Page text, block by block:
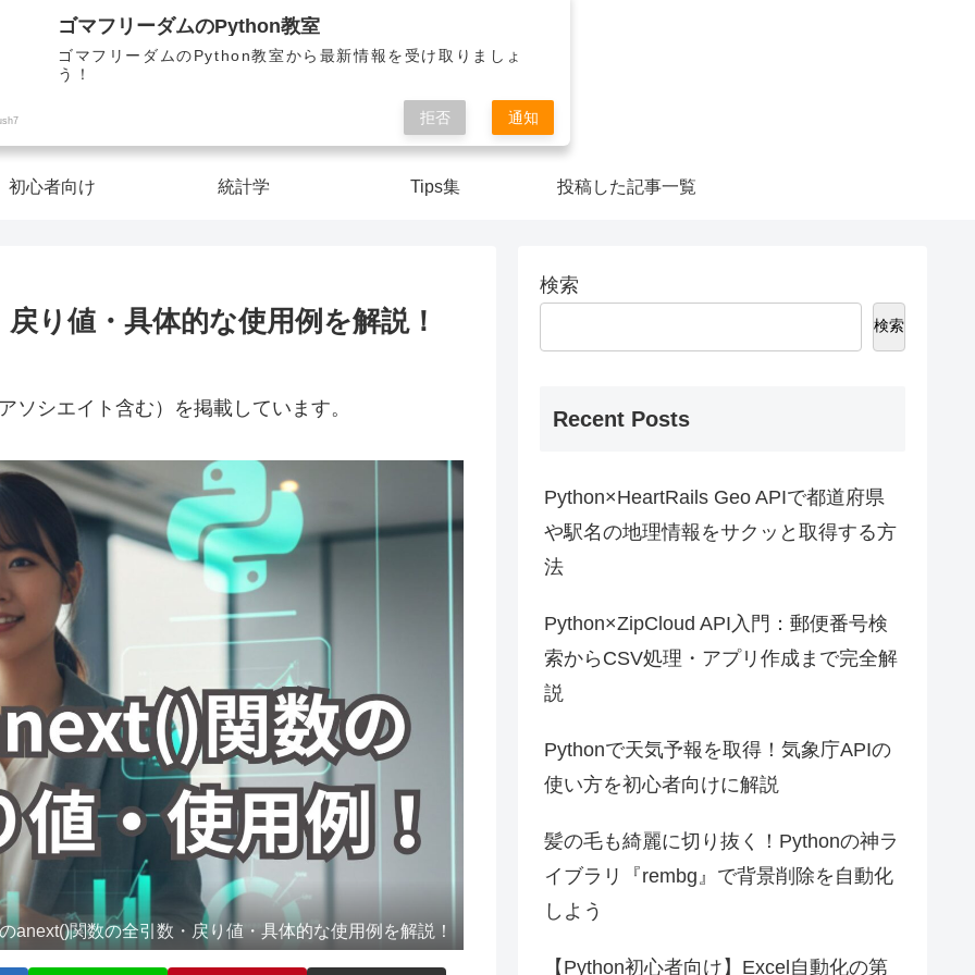
Pythonを楽しく学んで人生を切り開こう！
ゴマフリーダムのPython教室
初心者向け 統計学 Tips集 投稿した記事一覧
り値・具体的な使用例を解説！
シエイト含む）を掲載しています。
anext()関数の全引数・戻り値・具体的な使用例を解説！
検索
検索
Recent Posts
Python×HeartRails Geo APIで都道府県
や駅名の地理情報をサクッと取得する方
法
Python×ZipCloud API入門：郵便番号検
索からCSV処理・アプリ作成まで完全解
説
Pythonで天気予報を取得！気象庁APIの
使い方を初心者向けに解説
髪の毛も綺麗に切り抜く！Pythonの神ラ
イブラリ『rembg』で背景削除を自動化
しよう
【Python初心者向け】Excel自動化の第
ゴマフリーダムのPython教室
ゴマフリーダムのPython教室から最新情報を受け取りましょ
う！
拒否 通知